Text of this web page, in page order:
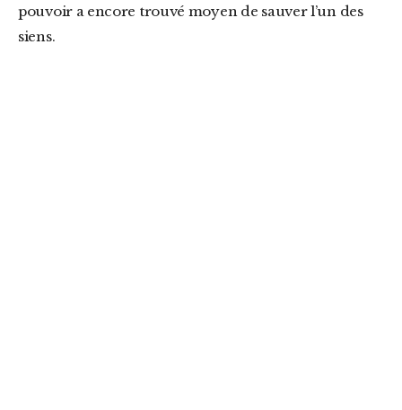
pouvoir a encore trouvé moyen de sauver l’un des
siens.